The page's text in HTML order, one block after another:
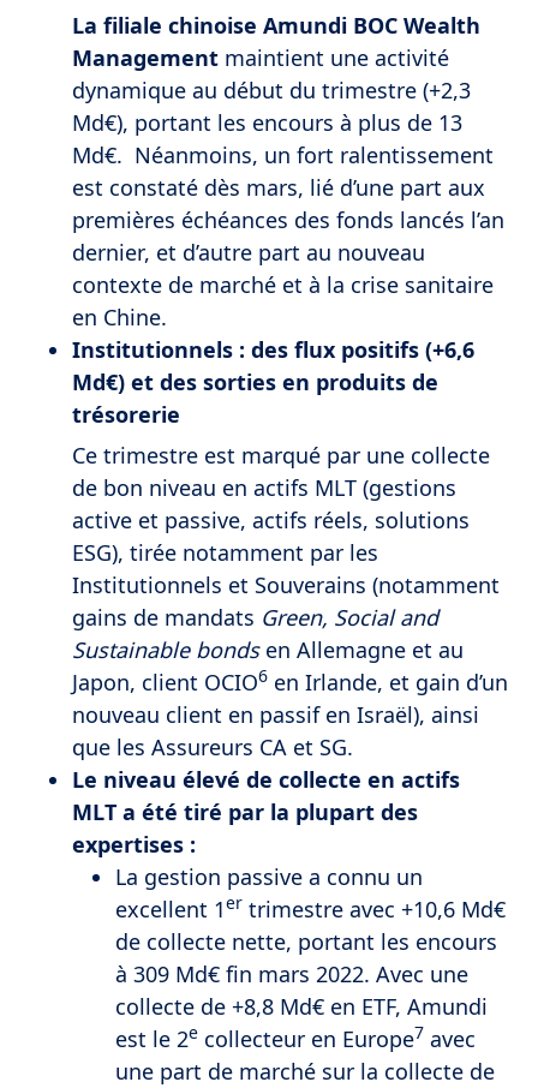
La filiale chinoise Amundi BOC Wealth
Management maintient une activité
dynamique au début du trimestre (+2,3
Md€), portant les encours à plus de 13
Md€. Néanmoins, un fort ralentissement
est constaté dès mars, lié d’une part aux
premières échéances des fonds lancés l’an
dernier, et d’autre part au nouveau
contexte de marché et à la crise sanitaire
en Chine.
Institutionnels : des flux positifs (+6,6
Md€) et des sorties en produits de
trésorerie
Ce trimestre est marqué par une collecte
de bon niveau en actifs MLT (gestions
active et passive, actifs réels, solutions
ESG), tirée notamment par les
Institutionnels et Souverains (notamment
gains de mandats Green, Social and
Sustainable bondsen Allemagne et au
Japon, client OCIO6 en Irlande, et gain d’un
nouveau client en passif en Israël), ainsi
que les Assureurs CA et SG.
Le niveau élevé de collecte en actifs
MLT a été tiré par la plupart des
expertises :
La gestion passive a connu un
excellent 1er trimestre avec +10,6 Md€
de collecte nette, portant les encours
à 309 Md€ fin mars 2022. Avec une
collecte de +8,8 Md€ en ETF, Amundi
est le 2e collecteur en Europe7 avec
une part de marché sur la collecte de